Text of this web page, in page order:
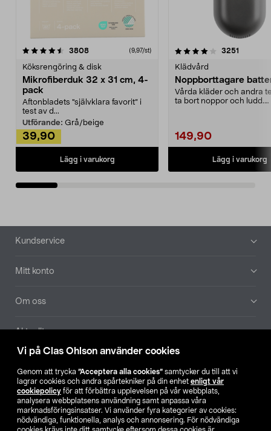
Vi på Clas Ohlson använder cookies
Genom att trycka ”Acceptera alla cookies” samtycker du till att vi
lagrar cookies och andra spårtekniker på din enhet enligt vår
cookiepolicy för att förbättra upplevelsen på vår webbplats,
analysera webbplatsens användning samt anpassa våra
marknadsföringsinsatser. Vi använder fyra kategorier av cookies:
nödvändiga, funktionella, analys och annonsering. För nödvändiga
3808recensioner (9,97/st)
Köksrengöring & disk
Mikrofiberduk 32 x 31 cm, 4-
pack
Aftonbladets "självklara favorit” i
test av d...
Utförande: Grå/beige
39,90
Lägg i varukorg
4.0av 5 stjärnor 3251
Klädvård
Noppborttagare
Vårda kläder och andra
ta bort noppor och ludd.
149,90
Lägg i varukorg
4.5av 5 stjärnor
Sidfot
Kundservice
Mitt konto
Om oss
Aktuellt
Hitta butik
SE NO FI